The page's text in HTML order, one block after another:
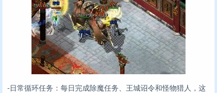
-日常循环任务：每日完成除魔任务、王城诏令和怪物猎人，这